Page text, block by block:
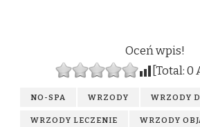
Oceń wpis!
[Total:0
NO-SPA WRZODY WRZODY
WRZODY LECZENIE WRZODY